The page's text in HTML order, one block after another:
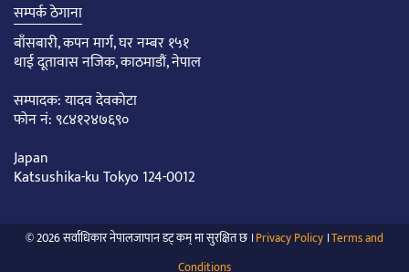
सम्पर्क ठेगाना
बाँसबारी, कपन मार्ग, घर नम्बर १५१
थाई दूतावास नजिक, काठमाडौं, नेपाल
सम्पादक: यादव देवकोटा
फोन नं: ९८४१२४७६९०
Japan
Katsushika-ku Tokyo 124-0012
© 2026 सर्वाधिकार नेपालजापान डट् कम् मा सुरक्षित छ ।Privacy Policy ।Terms and
Conditions